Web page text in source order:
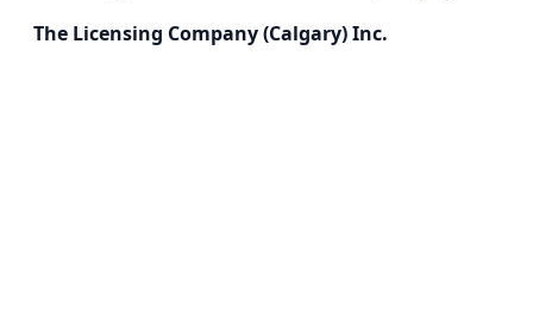
The Licensing Company (Calgary) Inc.